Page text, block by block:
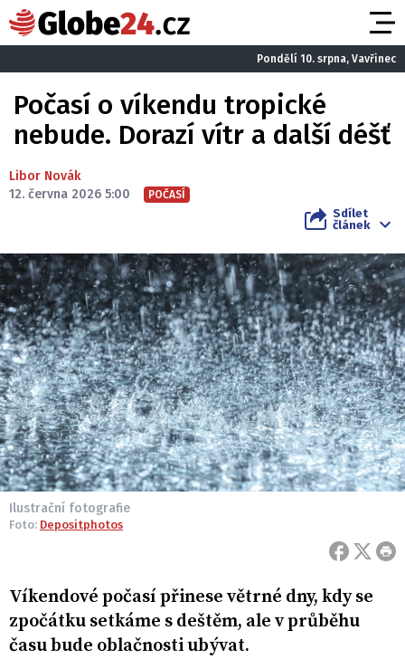
Pondělí 10. srpna, Vavřinec
Počasí o víkendu tropické
nebude. Dorazí vítr a další déšť
Libor Novák
12. června 2026 5:00
POČASÍ
Sdílet
článek
Ilustrační fotografie
Foto: Depositphotos
Víkendové počasí přinese větrné dny, kdy se
zpočátku setkáme s deštěm, ale v průběhu
času bude oblačnosti ubývat.